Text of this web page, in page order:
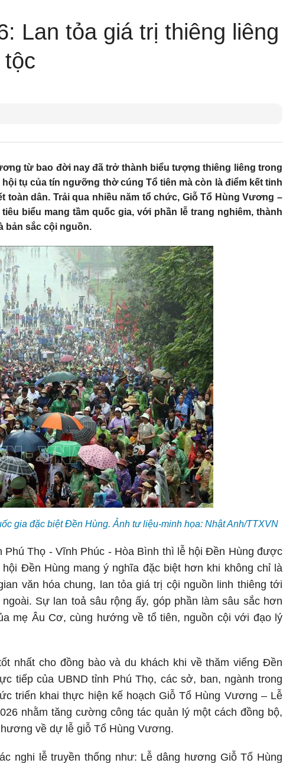
Lan tỏa giá trị thiêng liêng
từ bao đời nay đã trở thành biểu tượng thiêng liêng trong
tụ của tín ngưỡng thờ cúng Tổ tiên mà còn là điểm kết tinh
toàn dân. Trải qua nhiều năm tổ chức, Giỗ Tổ Hùng Vương –
biểu mang tầm quốc gia, với phần lễ trang nghiêm, thành
bản sắc cội nguồn.
gia đặc biệt Đền Hùng. Ảnh tư liệu-minh họa: Nhật Anh/TTXVN
Thọ - Vĩnh Phúc - Hòa Bình thì lễ hội Đền Hùng được
Đền Hùng mang ý nghĩa đặc biệt hơn khi không chỉ là
văn hóa chung, lan tỏa giá trị cội nguồn linh thiêng tới
Sự lan toả sâu rộng ấy, góp phần làm sâu sắc hơn
mẹ Âu Cơ, cùng hướng về tổ tiên, nguồn cội với đạo lý
nhất cho đồng bào và du khách khi về thăm viếng Đền
tiếp của UBND tỉnh Phú Thọ, các sở, ban, ngành trong
triển khai thực hiện kế hoạch Giỗ Tổ Hùng Vương – Lễ
nhằm tăng cường công tác quản lý một cách đồng bộ,
về dự lễ giỗ Tổ Hùng Vương.
nghi lễ truyền thống như: Lễ dâng hương Giỗ Tổ Hùng